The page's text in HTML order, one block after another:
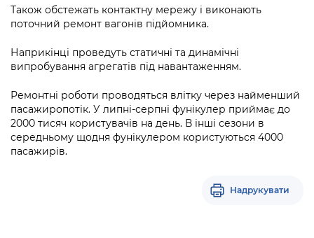
Графік роботи та прийому громадян
Статистика
Звернення громадян
Регуляторна діяльність
Промисловість і наука Києва
Підприємства, установи, організації
Бізнес та ліцензування
Фінанси та бюджет
Ритуальні послуги
Іноземцям / For foreigners
Відкритий бюджет
Контактний центр
Допомога учасникам АТО
Рада з питань внутрішньо переміщених
осіб при Київській міській військовій
адміністрації
Нормативна база
Питання і відповіді про публічну
інформацію
бездіяльності розпорядників інформації
Звіти про опрацювання запитів на
публічну інформацію
Подати журналістський запит /
Зйомки в лікарнях в умовах воєнного
hospitals at work under martial law
Контакти для медіа / Contacts for mass
media
Також обстежать контактну мережу і виконають
поточний ремонт вагонів підйомника.
Наприкінці проведуть статичні та динамічні
випробування агрегатів під навантаженням.
Ремонтні роботи проводяться влітку через найменший
пасажиропотік. У липні-серпні фунікулер приймає до
2000 тисяч користувачів на день. В інші сезони в
середньому щодня фунікулером користуються 4000
пасажирів.
Надрукувати